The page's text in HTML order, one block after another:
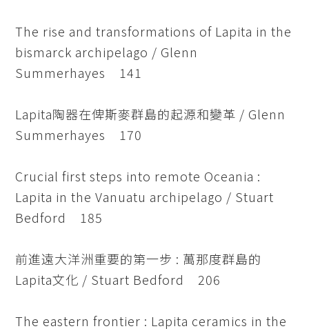
The rise and transformations of Lapita in the
bismarck archipelago / Glenn
Summerhayes 141
Lapita陶器在俾斯麥群島的起源和變革 / Glenn
Summerhayes 170
Crucial first steps into remote Oceania :
Lapita in the Vanuatu archipelago / Stuart
Bedford 185
前進遠大洋洲重要的第一步 : 萬那度群島的
Lapita文化 / Stuart Bedford 206
The eastern frontier : Lapita ceramics in the